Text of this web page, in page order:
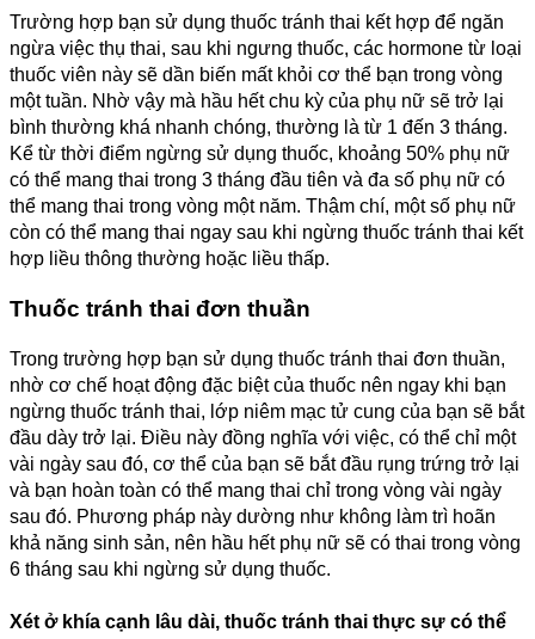
Trường hợp bạn sử dụng thuốc tránh thai kết hợp để ngăn
ngừa việc thụ thai, sau khi ngưng thuốc, các hormone từ loại
thuốc viên này sẽ dần biến mất khỏi cơ thể bạn trong vòng
một tuần. Nhờ vậy mà hầu hết chu kỳ của phụ nữ sẽ trở lại
bình thường khá nhanh chóng, thường là từ 1 đến 3 tháng.
Kể từ thời điểm ngừng sử dụng thuốc, khoảng 50% phụ nữ
có thể mang thai trong 3 tháng đầu tiên và đa số phụ nữ có
thể mang thai trong vòng một năm. Thậm chí, một số phụ nữ
còn có thể mang thai ngay sau khi ngừng thuốc tránh thai kết
hợp liều thông thường hoặc liều thấp.
Thuốc tránh thai đơn thuần
Trong trường hợp bạn sử dụng thuốc tránh thai đơn thuần,
nhờ cơ chế hoạt động đặc biệt của thuốc nên ngay khi bạn
ngừng thuốc tránh thai, lớp niêm mạc tử cung của bạn sẽ bắt
đầu dày trở lại. Điều này đồng nghĩa với việc, có thể chỉ một
vài ngày sau đó, cơ thể của bạn sẽ bắt đầu rụng trứng trở lại
và bạn hoàn toàn có thể mang thai chỉ trong vòng vài ngày
sau đó. Phương pháp này dường như không làm trì hoãn
khả năng sinh sản, nên hầu hết phụ nữ sẽ có thai trong vòng
6 tháng sau khi ngừng sử dụng thuốc.
Xét ở khía cạnh lâu dài, thuốc tránh thai thực sự có thể